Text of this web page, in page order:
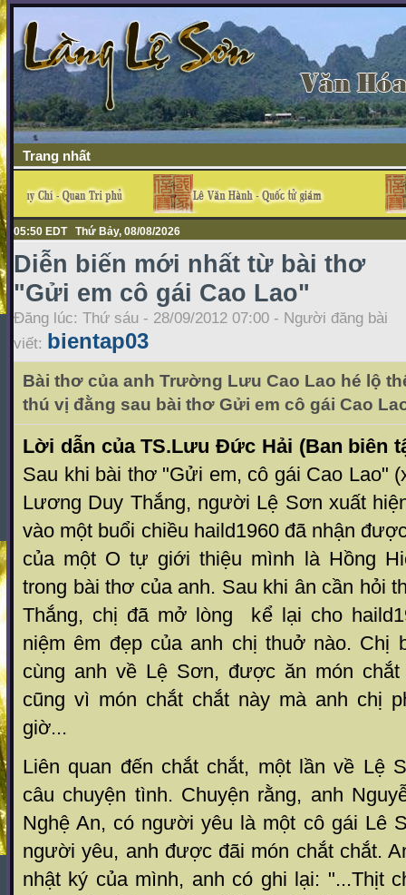
Trang nhất
05:50 EDT Thứ Bảy, 08/08/2026
Diễn biến mới nhất từ bài thơ
"Gửi em cô gái Cao Lao"
Đăng lúc: Thứ sáu - 28/09/2012 07:00 - Người đăng bài
viết: bientap03
Bài thơ của anh Trường Lưu Cao Lao hé lộ
thú vị đằng sau bài thơ Gửi em cô gái Cao
Lời dẫn của TS.Lưu Đức Hải (Ban biên
Sau khi bài thơ "Gửi em, cô gái Cao Lao"
Lương Duy Thắng, người Lệ Sơn xuất
vào một buổi chiều haild1960 đã nhận
của một O tự giới thiệu mình là Hồng
trong bài thơ của anh. Sau khi ân cần hỏi
Thắng, chị đã mở lòng kể lại cho
niệm êm đẹp của anh chị thuở nào. Chị
cùng anh về Lệ Sơn, được ăn món
cũng vì món chắt chắt này mà anh chị
giờ...
Liên quan đến chắt chắt, một lần về Lệ
câu chuyện tình. Chuyện rằng, anh
Nghệ An, có người yêu là một cô gái Lê
người yêu, anh được đãi món chắt chắt.
nhật ký của mình, anh có ghi lại: "...Thịt